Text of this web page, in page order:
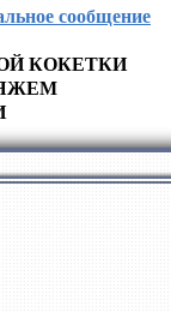
сообщение
КОКЕТКИ